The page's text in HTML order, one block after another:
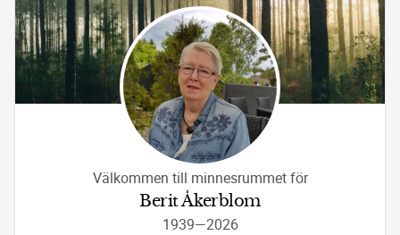
Välkommen till minnesrummet för
Berit Åkerblom
1939—2026